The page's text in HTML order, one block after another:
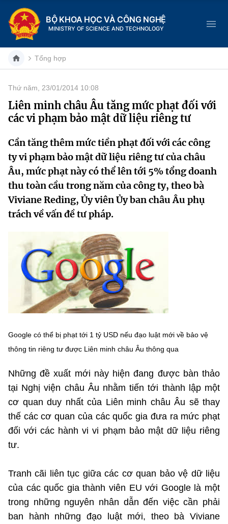
BỘ KHOA HỌC VÀ CÔNG NGHỆ
MINISTRY OF SCIENCE AND TECHNOLOGY
Danh mục
Trang chủ
Giới thiệu
Chức năng nhiệm vụ
Cơ cấu tổ chức
Lịch sử phát triển
Sở Khoa học và Công nghệ
Tin tức sự kiện
Khoa học và Công nghệ
Đổi mới sáng tạo
Chuyển đổi số
Bưu chính, Viễn thông
Sở hữu trí tuệ
Tin tổng hợp
Tin địa phương
Hệ thống văn bản
Văn bản QPPL
Văn bản chỉ đạo điều hành
Lấy ý kiến người dân về dự thảo VBQPPL
MST IOFFICE
THỐNG KÊ
Khoa học và Công nghệ
Đổi mới sáng tạo
Chuyển đổi số
Sở hữu trí tuệ
Tiêu chuẩn, đo lường, chất lượng
Multimedia
THƯ ĐIỆN TỬ
Khác
Videos
Infographic
Voice
Vietnamese English
Tổng hợp
Thứ năm, 23/01/2014 10:08
Liên minh châu Âu tăng mức phạt đối với
các vi phạm bảo mật dữ liệu riêng tư
Cần tăng thêm mức tiền phạt đối với các công
ty vi phạm bảo mật dữ liệu riêng tư của châu
Âu, mức phạt này có thể lên tới 5% tổng doanh
thu toàn cầu trong năm của công ty, theo bà
Viviane Reding, Ủy viên Ủy ban châu Âu phụ
trách về vấn đề tư pháp.
Google có thể bị phạt tới 1 tỷ USD nếu đạo luật mới về bảo vệ
thông tin riêng tư được Liên minh châu Âu thông qua
Những đề xuất mới này hiện đang được bàn thảo
tại Nghị viện châu Âu nhằm tiến tới thành lập một
cơ quan duy nhất của Liên minh châu Âu sẽ thay
thế các cơ quan của các quốc gia đưa ra mức phạt
đối với các hành vi vi phạm bảo mật dữ liệu riêng
tư.
Tranh cãi liên tục giữa các cơ quan bảo vệ dữ liệu
của các quốc gia thành viên EU với Google là một
trong những nguyên nhân dẫn đến việc cần phải
ban hành những đạo luật mới, theo bà Viviane